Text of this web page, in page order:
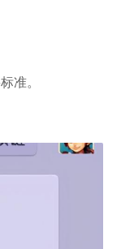
准。